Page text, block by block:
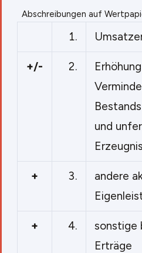
Abschreibungen auf
1.
+/- 2.
und
+ 3.
andere
+ 4.
sonstige
Erträge